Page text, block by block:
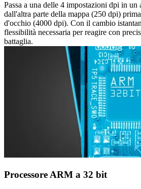
Passa a una delle 4 impostazioni dpi in un
dall'altra parte della mappa (250 dpi)
d'occhio (4000 dpi). Con il cambio
flessibilità necessaria per reagire con
battaglia.
Processore ARM a 32 bit